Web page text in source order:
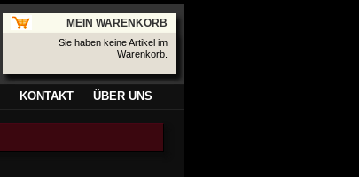
MEIN WARENKORB
Sie haben keine Artikel im
Warenkorb.
KONTAKT ÜBER UNS